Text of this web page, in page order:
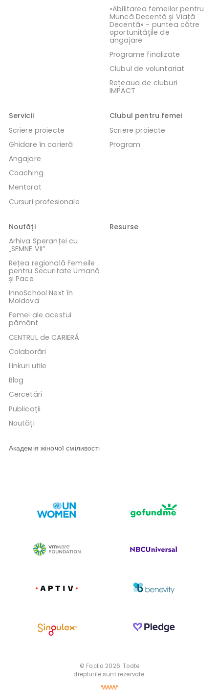
«Abilitarea femeilor pentru
Muncă Decentă și Viață
Decentă» – puntea către
oportunitățile de
angajare
Programe finalizate
Clubul de voluntariat
Rețeaua de cluburi
IMPACT
Servicii
Scriere proiecte
Ghidare în carieră
Angajare
Coaching
Mentorat
Cursuri profesionale
Clubul pentru femei
Scriere proiecte
Program
Noutăți
Arhiva Speranței cu
„SEMNE VII”
Rețea regională Femeile
pentru Securitate Umană
și Pace
InnoSchool Next în
Moldova
Femei ale acestui
pământ
CENTRUL de CARIERĂ
Colaborări
Linkuri utile
Blog
Cercetări
Publicații
Noutăți
Resurse
Академія жіночої сміливості
© Faclia 2026. Toate
drepturile sunt rezervate.